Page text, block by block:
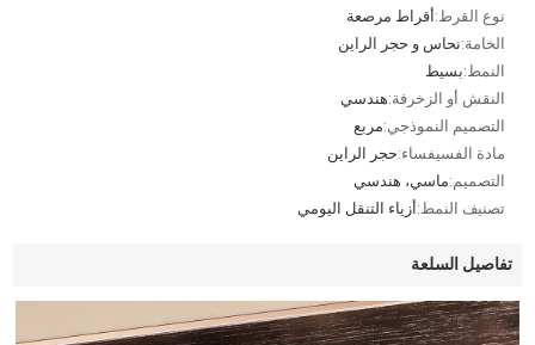
نوع القرط:أقراط مرصعة
الخامة:نحاس و حجر الراين
النمط:بسيط
النقش أو الزخرفة:هندسي
التصميم النموذجي:مربع
مادة الفسيفساء:حجر الراين
التصميم:ماسي، هندسي
تصنيف النمط:أزياء التنقل اليومي
تفاصيل السلعة